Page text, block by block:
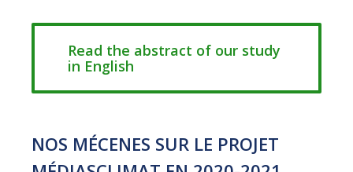
Read the abstract of our study
in English
NOS MÉCENES SUR LE PROJET